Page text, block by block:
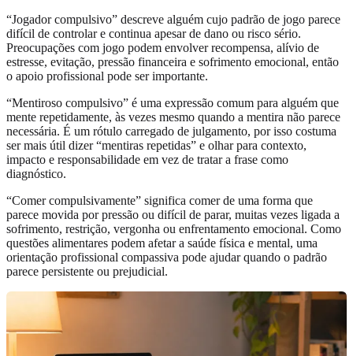
“Jogador compulsivo” descreve alguém cujo padrão de jogo parece
difícil de controlar e continua apesar de dano ou risco sério.
Preocupações com jogo podem envolver recompensa, alívio de
estresse, evitação, pressão financeira e sofrimento emocional, então
o apoio profissional pode ser importante.
“Mentiroso compulsivo” é uma expressão comum para alguém que
mente repetidamente, às vezes mesmo quando a mentira não parece
necessária. É um rótulo carregado de julgamento, por isso costuma
ser mais útil dizer “mentiras repetidas” e olhar para contexto,
impacto e responsabilidade em vez de tratar a frase como
diagnóstico.
“Comer compulsivamente” significa comer de uma forma que
parece movida por pressão ou difícil de parar, muitas vezes ligada a
sofrimento, restrição, vergonha ou enfrentamento emocional. Como
questões alimentares podem afetar a saúde física e mental, uma
orientação profissional compassiva pode ajudar quando o padrão
parece persistente ou prejudicial.